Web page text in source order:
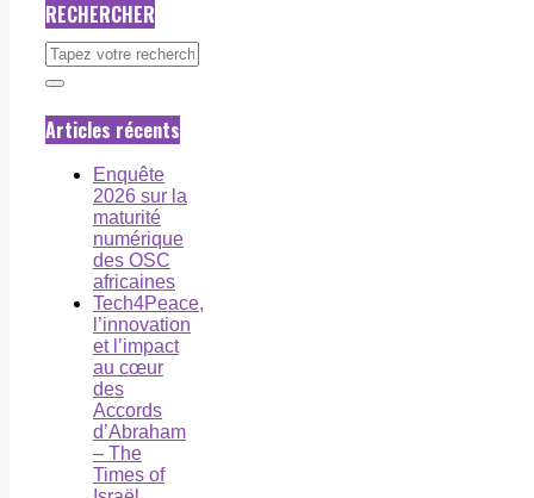
RECHERCHER
Articles récents
Enquête
2026 sur la
maturité
numérique
des OSC
africaines
Tech4Peace,
l’innovation
et l’impact
au cœur
des
Accords
d’Abraham
– The
Times of